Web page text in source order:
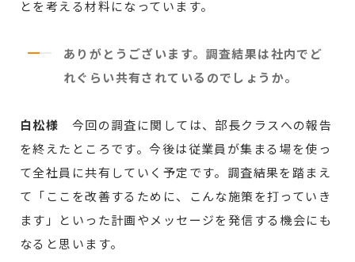
とを考える材料になっています。
ありがとうございます。調査結果は社内でど
れぐらい共有されているのでしょうか。
白松様 今回の調査に関しては、部長クラスへの報告
を終えたところです。今後は従業員が集まる場を使っ
て全社員に共有していく予定です。調査結果を踏まえ
て「ここを改善するために、こんな施策を打っていき
ます」といった計画やメッセージを発信する機会にも
なると思います。